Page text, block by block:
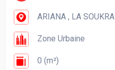
ARIANA , LA SOUKRA
Zone Urbaine
0 (m²)